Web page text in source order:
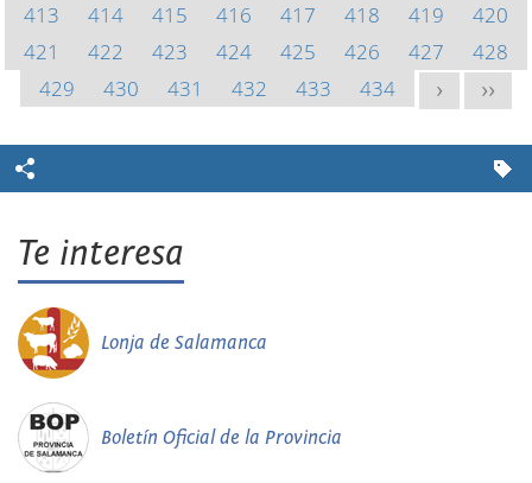
413
414 415 416 417 418 419
420
421
422 423 424 425 426 427
428
429
430 431 432 433 434 > >>
Te interesa
Lonja de Salamanca
Boletín Oficial de la Provincia